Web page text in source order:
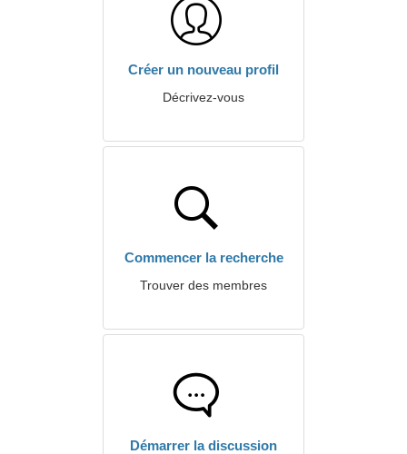
Créer un nouveau profil
Décrivez-vous
Commencer la recherche
Trouver des membres
Démarrer la discussion